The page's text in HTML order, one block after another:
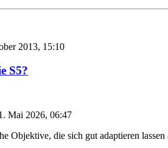
2013, 15:10
S5?
Mai 2026, 06:47
Objektive, die sich gut adaptieren